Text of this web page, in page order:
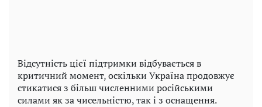
Відсутність цієї підтримки відбувається в
критичний момент, оскільки Україна продовжує
стикатися з більш численними російськими
силами як за чисельністю, так і з оснащення.